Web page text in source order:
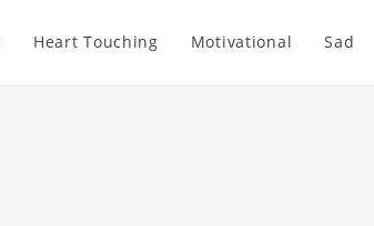
Heart Touching Motivational Sad